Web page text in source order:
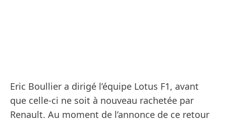
Eric Boullier a dirigé l’équipe Lotus F1, avant
que celle-ci ne soit à nouveau rachetée par
Renault. Au moment de l’annonce de ce retour